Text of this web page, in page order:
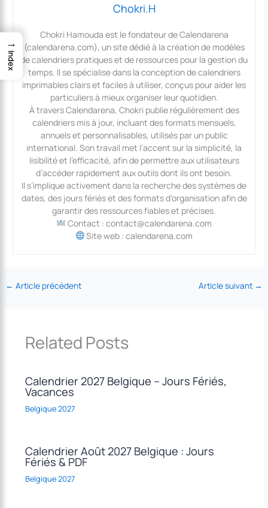
Chokri.H
Chokri Hamouda est le fondateur de Calendarena
(calendarena.com), un site dédié à la création de modèles
de calendriers pratiques et de ressources pour la gestion du
temps. Il se spécialise dans la conception de calendriers
imprimables clairs et faciles à utiliser, conçus pour aider les
particuliers à mieux organiser leur quotidien.
À travers Calendarena, Chokri publie régulièrement des
calendriers mis à jour, incluant des formats mensuels,
annuels et personnalisables, utilisés par un public
international. Son travail met l’accent sur la simplicité, la
lisibilité et l’efficacité, afin de permettre aux utilisateurs
d’accéder rapidement aux outils dont ils ont besoin.
Il s’implique activement dans la recherche des systèmes de
dates, des jours fériés et des formats d’organisation afin de
garantir des ressources fiables et précises.
Contact : contact@calendarena.com
Site web : calendarena.com
← Article précédent Article suivant →
Related Posts
Calendrier 2027 Belgique – Jours Fériés,
Vacances
Belgique 2027
Calendrier Août 2027 Belgique : Jours
Fériés & PDF
Belgique 2027
→
Index